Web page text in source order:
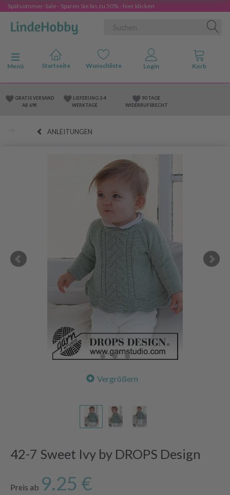
Spätsommer-Sale - Sparen Sie bis zu 50% - hier klicken
Anzeige ändern
Menü
GRATIS VERSAND
AB 69€
LIEFERUNG 2-4
WERKTAGE
90 TAGE
WIDERRUFSRECHT
ANLEITUNGEN
Vergrößern
42-7 Sweet Ivy by DROPS Design
Preis ab 9.25 €